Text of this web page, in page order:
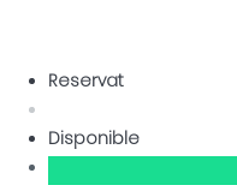
Reservat
Disponible